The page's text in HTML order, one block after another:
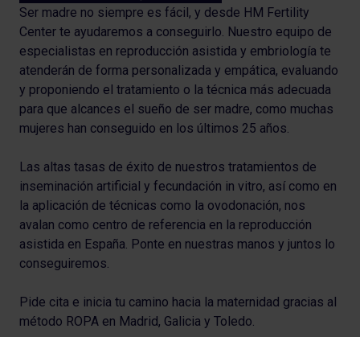
Ser madre no siempre es fácil, y desde HM Fertility
Center te ayudaremos a conseguirlo. Nuestro equipo de
especialistas en reproducción asistida y embriología te
atenderán de forma personalizada y empática, evaluando
y proponiendo el tratamiento o la técnica más adecuada
para que alcances el sueño de ser madre, como muchas
mujeres han conseguido en los últimos 25 años.
Las altas tasas de éxito de nuestros tratamientos de
inseminación artificial y fecundación in vitro, así como en
la aplicación de técnicas como la ovodonación, nos
avalan como centro de referencia en la reproducción
asistida en España. Ponte en nuestras manos y juntos lo
conseguiremos.
Pide cita e inicia tu camino hacia la maternidad gracias al
método ROPA en Madrid, Galicia y Toledo.